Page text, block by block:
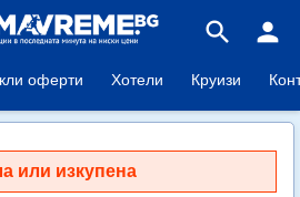
search person
оферти Хотели Круизи
или изкупена